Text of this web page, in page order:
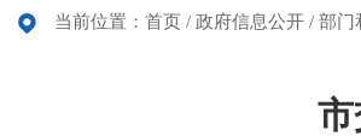
当前位置： 首页 / 政府信息公开 / 部门